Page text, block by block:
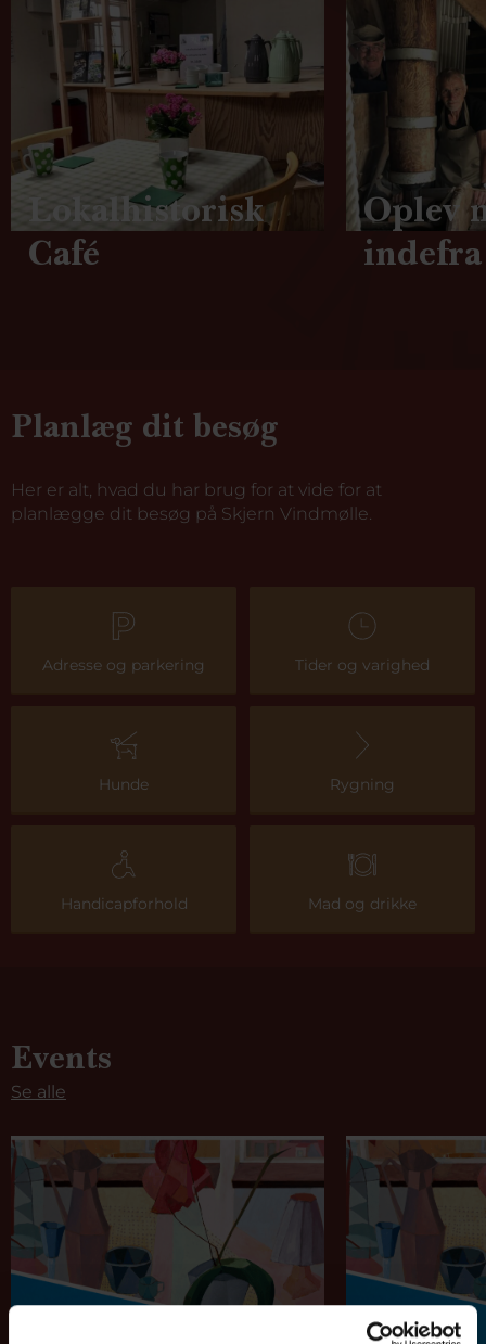
Lokalhistorisk
Café
Oplev
indefra
Planlæg dit besøg
Her er alt, hvad du har brug for at vide for at
planlægge dit besøg på Skjern Vindmølle.
Adresse og parkering Tider og varighed
Hunde Rygning
Handicapforhold Mad og drikke
Events
Se alle